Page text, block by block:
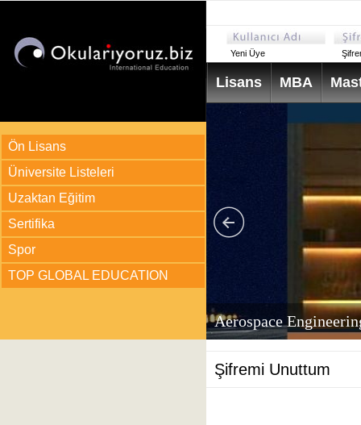
Ön Lisans
Üniversite Listeleri
Uzaktan Eğitim
Sertifika
Spor
TOP GLOBAL EDUCATION
Yeni Üye
Lisans MBA
Aerospace
Şifremi Unuttum